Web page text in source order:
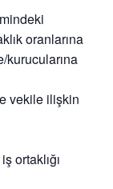
oranlarına
vekile ilişkin
ortaklığı